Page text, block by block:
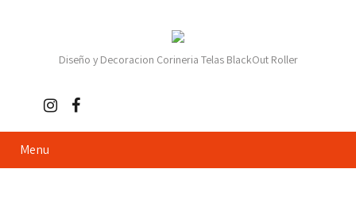
Diseño y Decoracion Corineria Telas BlackOut Roller
Menu